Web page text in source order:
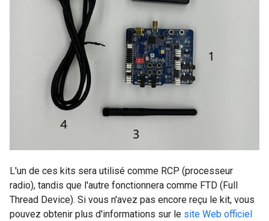
L'un de ces kits sera utilisé comme RCP (processeur
radio), tandis que l'autre fonctionnera comme FTD (Full
Thread Device). Si vous n'avez pas encore reçu le kit, vous
pouvez obtenir plus d'informations sur le site Web officiel